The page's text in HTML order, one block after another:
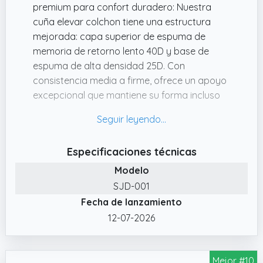
premium para confort duradero: Nuestra
cuña elevar colchon tiene una estructura
mejorada: capa superior de espuma de
memoria de retorno lento 40D y base de
espuma de alta densidad 25D. Con
consistencia media a firme, ofrece un apoyo
excepcional que mantiene su forma incluso
✔️ Sistema de cremallera doble mejorado y
reforzadas, con apertura dos veces más
ancha, hacen que retire la funda un 50% más
rápido que las cuñas estándar, ahorrando
tiempo a cuidadores y pacientes
postoperatorios. La funda jacquard médica
Especificaciones técnicas
Modelo
SJD-001
Fecha de lanzamiento
12-07-2026
Mejor #10